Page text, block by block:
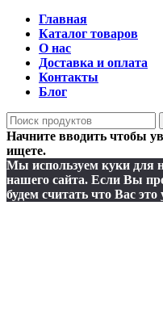
Главная
Каталог товаров
О нас
Доставка и оплата
Контакты
Блог
Начните вводить чтобы
ищете.
Мы используем куки для
нашего сайта. Если Вы
будем считать что Вас это